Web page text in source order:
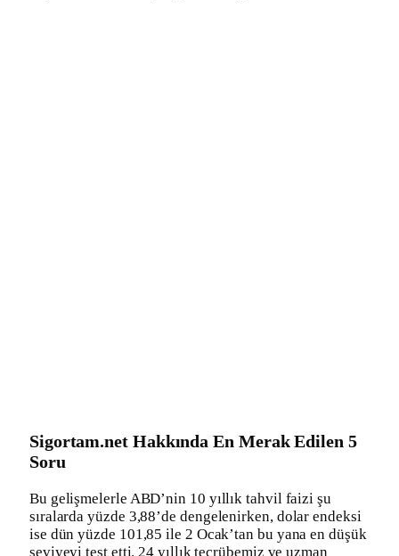
Sigortam.net Hakkında En Merak Edilen 5
Soru
Bu gelişmelerle ABD’nin 10 yıllık tahvil faizi şu
sıralarda yüzde 3,88’de dengelenirken, dolar endeksi
ise dün yüzde 101,85 ile 2 Ocak’tan bu yana en düşük
seviyeyi test etti. 24 yıllık tecrübemiz ve uzman